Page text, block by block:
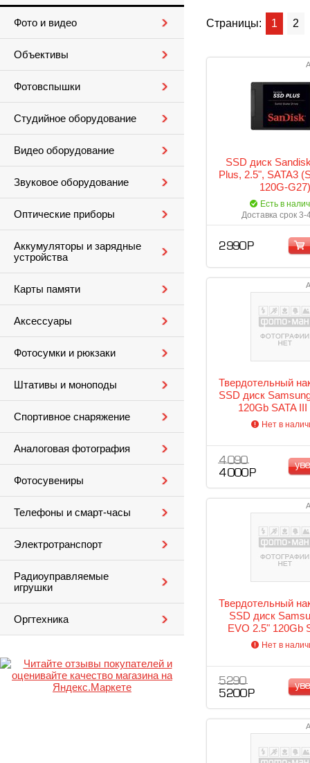
Фото и видео
Объективы
Фотовспышки
Студийное оборудование
Видео оборудование
Звуковое оборудование
Оптические приборы
Аккумуляторы и зарядные
устройства
Карты памяти
Аксессуары
Фотосумки и рюкзаки
Штативы и моноподы
Спортивное снаряжение
Аналоговая фотография
Фотосувениры
Телефоны и смарт-часы
Электротранспорт
Радиоуправляемые
игрушки
Оргтехника
Страницы: 1 2
SSD диск
Plus, 2.5", SATA3
120G-G27)
Есть в
Доставка срок 3-
2 990 Р
Твердотельный
SSD диск
120Gb SATA
650120Z)
Нет в
4 090
4 000 Р
Твердотельный
SSD диск
EVO 2.5" 120Gb
(MZ-Нет в
5 290
5 200 Р